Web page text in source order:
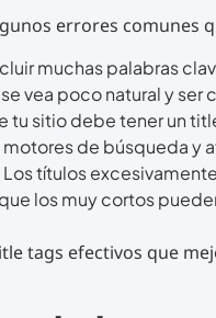
errores comunes
muchas palabras
vea poco natural y ser
tu sitio debe tener un
de búsqueda y
Los títulos
los muy cortos
tags efectivos que